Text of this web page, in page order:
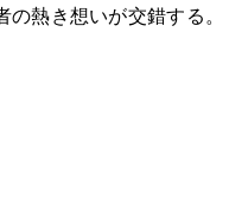
熱き想いが交錯する。